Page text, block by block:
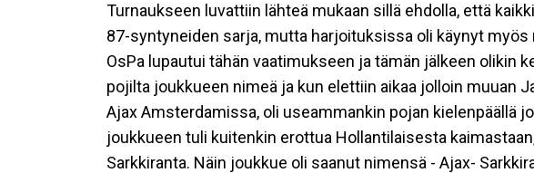
Turnaukseen luvattiin lähteä mukaan sillä ehdolla, että
87-syntyneiden sarja, mutta harjoituksissa oli käynyt
OsPa lupautui tähän vaatimukseen ja tämän jälkeen olikin
pojilta joukkueen nimeä ja kun elettiin aikaa jolloin muuan
Ajax Amsterdamissa, oli useammankin pojan kielenpäällä
joukkueen tuli kuitenkin erottua Hollantilaisesta
Sarkkiranta. Näin joukkue oli saanut nimensä - Ajax-